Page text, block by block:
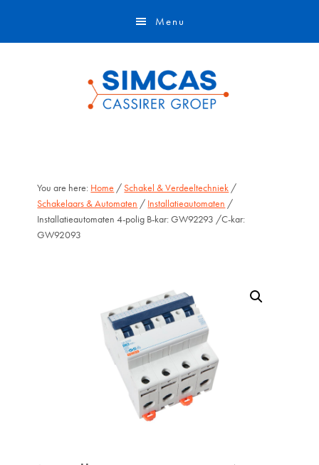
Menu
You are here: Home /Schakel & Verdeeltechniek /
Schakelaars & Automaten / Installatieautomaten /
Installatieautomaten 4-polig B-kar: GW92293 /C-kar:
GW92093